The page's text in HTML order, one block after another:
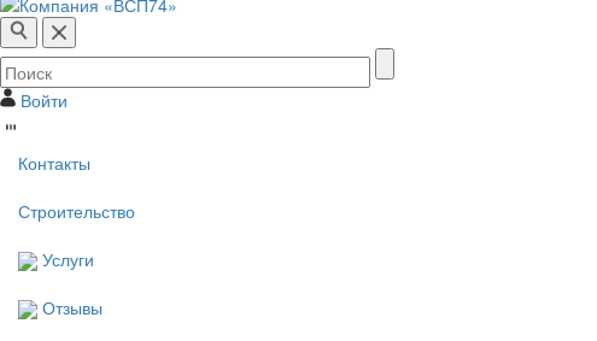
Войти
Контакты
Строительство
Услуги
Отзывы